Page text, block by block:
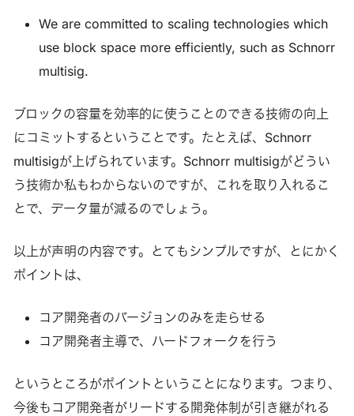
We are committed to scaling technologies which
use block space more efficiently, such as Schnorr
multisig.
ブロックの容量を効率的に使うことのできる技術の向上
にコミットするということです。たとえば、Schnorr
multisigが上げられています。Schnorr multisigがどうい
う技術か私もわからないのですが、これを取り入れるこ
とで、データ量が減るのでしょう。
以上が声明の内容です。とてもシンプルですが、とにかく
ポイントは、
コア開発者のバージョンのみを走らせる
コア開発者主導で、ハードフォークを行う
というところがポイントということになります。つまり、
今後もコア開発者がリードする開発体制が引き継がれる